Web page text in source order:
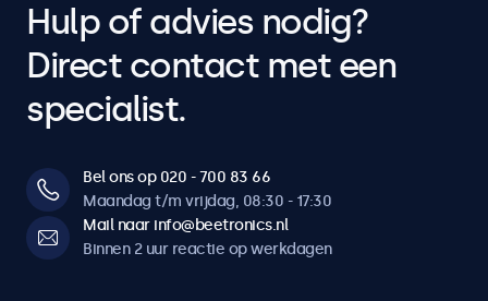
Hulp of advies nodig?
Direct contact met een
specialist.
Bel ons op 020 - 700 83 66
Maandag t/m vrijdag, 08:30 - 17:30
Mail naar info@beetronics.nl
Binnen 2 uur reactie op werkdagen